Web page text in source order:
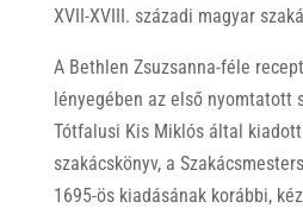
XVII-XVIII. századi magyar
A Bethlen Zsuzsanna-féle
lényegében az első nyomtatott
Tótfalusi Kis Miklós által
szakácskönyv, a
1695-ös kiadásának korábbi,